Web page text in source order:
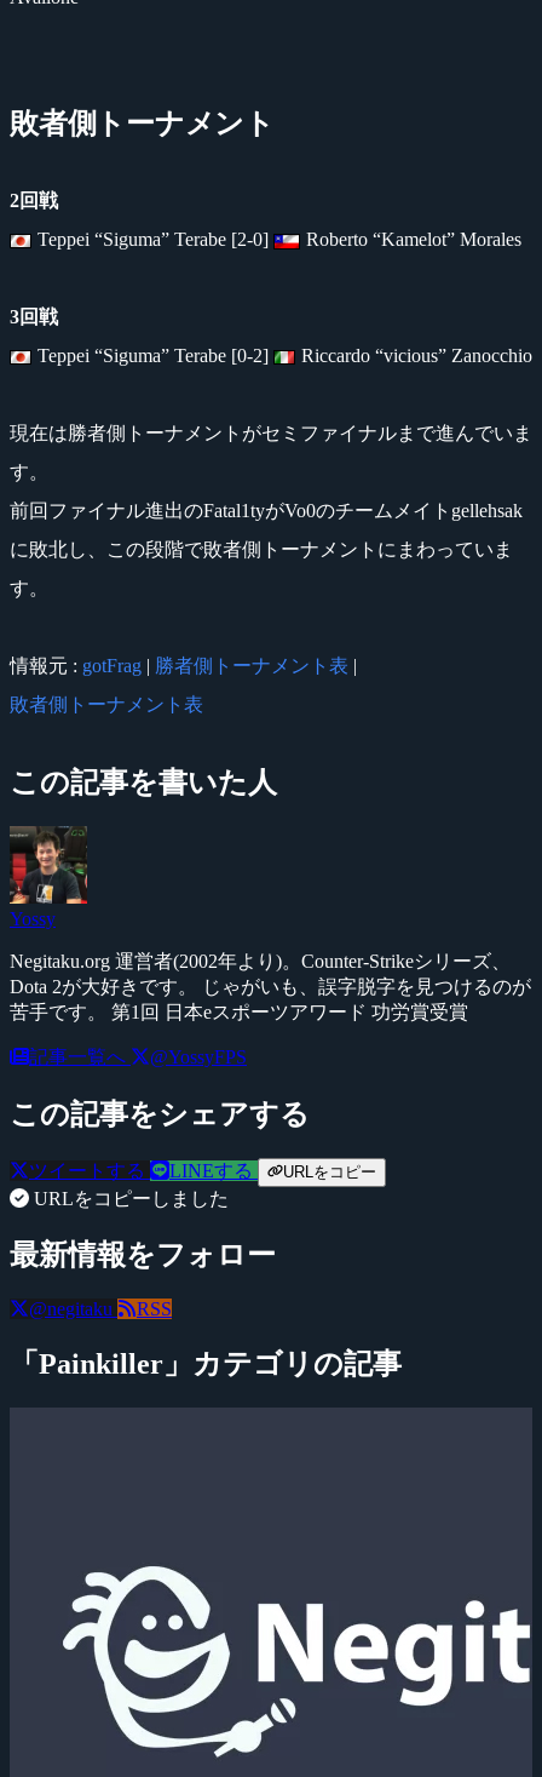
敗者側トーナメント
2回戦
Teppei “Siguma” Terabe [2-0]
Roberto “Kamelot” Morales
3回戦
Teppei “Siguma” Terabe [0-2]
Riccardo “vicious” Zanocchio
現在は勝者側トーナメントがセミファイナルまで進んでいま
す。
前回ファイナル進出のFatal1tyがVo0のチームメイトgellehsak
に敗北し、この段階で敗者側トーナメントにまわっていま
す。
情報元 : gotFrag | 勝者側トーナメント表 |
敗者側トーナメント表
この記事を書いた人
Yossy
Negitaku.org 運営者(2002年より)。Counter-Strikeシリーズ、
Dota 2が大好きです。 じゃがいも、誤字脱字を見つけるのが
苦手です。 第1回 日本eスポーツアワード 功労賞受賞
記事一覧へ @YossyFPS
この記事をシェアする
ツイートする LINEする URLをコピー
URLをコピーしました
最新情報をフォロー
@negitaku RSS
「Painkiller」カテゴリの記事